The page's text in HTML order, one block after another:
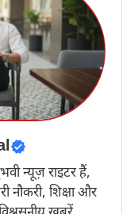
न्यूज़ राइटर हैं,
नौकरी, शिक्षा और